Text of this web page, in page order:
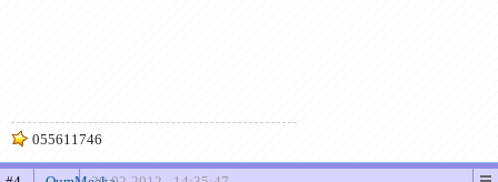
055611746